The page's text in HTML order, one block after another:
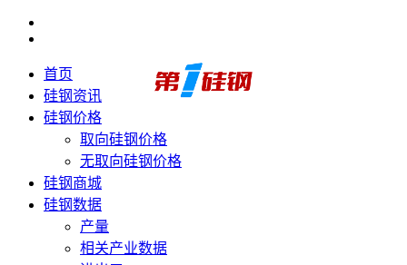
首页
硅钢资讯
硅钢价格
取向硅钢价格
无取向硅钢价格
硅钢商城
硅钢数据
产量
相关产业数据